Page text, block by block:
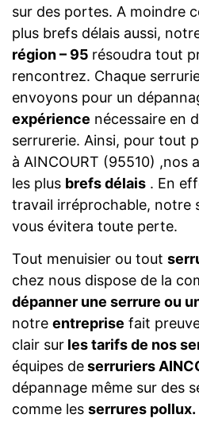
sur des portes. A moindre
plus brefs délais aussi,
région – 95 résoudra tout
rencontrez. Chaque
envoyons pour un
expérience nécessaire en
serrurerie. Ainsi, pour tout
à AINCOURT (95510) ,nos
les plus brefs délais . En
travail irréprochable, notre
vous évitera toute perte.
Tout menuisier ou tout
chez nous dispose de la
dépanner une serrure ou
notre entreprise fait
clair sur les tarifs de nos
équipes deserruriers
dépannage même sur des
comme les serrures pollux.